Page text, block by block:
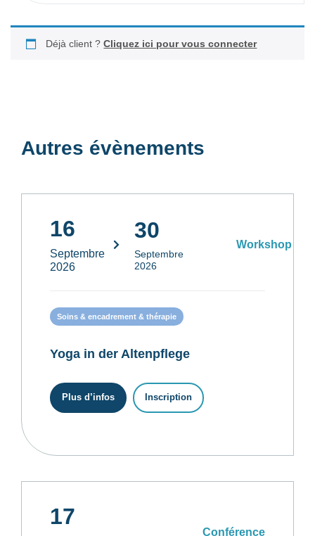
Déjà client ?Cliquez ici pour vous connecter
Autres évènements
16
Septembre
2026
30
Septembre
2026
Workshop
Soins & encadrement & thérapie
Yoga in der Altenpflege
Plus d’infos Inscription
17
Conférence